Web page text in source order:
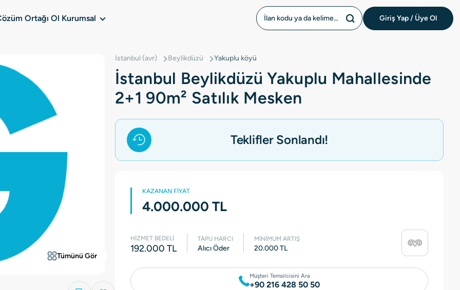
Ortağı Ol Kurumsal Giriş Yap / Üye Ol
Tümünü Gör
İstanbul (avr) Beylikdüzü Yakuplu köyü
İstanbul Beylikdüzü Yakuplu Mahallesinde
2+1 90m² Satılık Mesken
Teklifler Sonlandı!
KAZANAN FİYAT
4.000.000 TL
HİZMET BEDELİ
192.000 TL
TAPU HARCI
Alıcı Öder
MİNİMUM ARTIŞ
20.000 TL
Müşteri Temsilcisini Ara
+90 216 428 50 50